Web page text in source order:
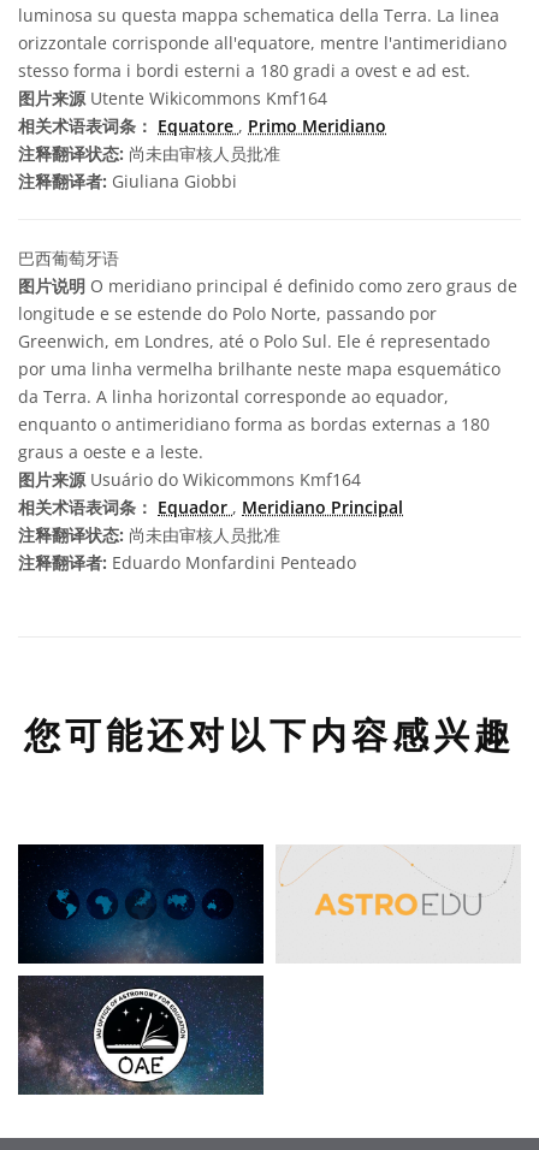
luminosa su questa mappa schematica della Terra. La linea
orizzontale corrisponde all'equatore, mentre l'antimeridiano
stesso forma i bordi esterni a 180 gradi a ovest e ad est.
图片来源Utente Wikicommons Kmf164
相关术语表词条： Equatore , Primo Meridiano
注释翻译状态: 尚未由审核人员批准
注释翻译者: Giuliana Giobbi
巴西葡萄牙语
图片说明 O meridiano principal é definido como zero graus de
longitude e se estende do Polo Norte, passando por
Greenwich, em Londres, até o Polo Sul. Ele é representado
por uma linha vermelha brilhante neste mapa esquemático
da Terra. A linha horizontal corresponde ao equador,
enquanto o antimeridiano forma as bordas externas a 180
graus a oeste e a leste.
图片来源Usuário do Wikicommons Kmf164
相关术语表词条： Equador , Meridiano Principal
注释翻译状态: 尚未由审核人员批准
注释翻译者: Eduardo Monfardini Penteado
您可能还对以下内容感兴趣